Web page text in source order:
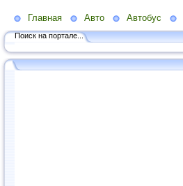
Главная Авто Автобус
Поиск на портале...